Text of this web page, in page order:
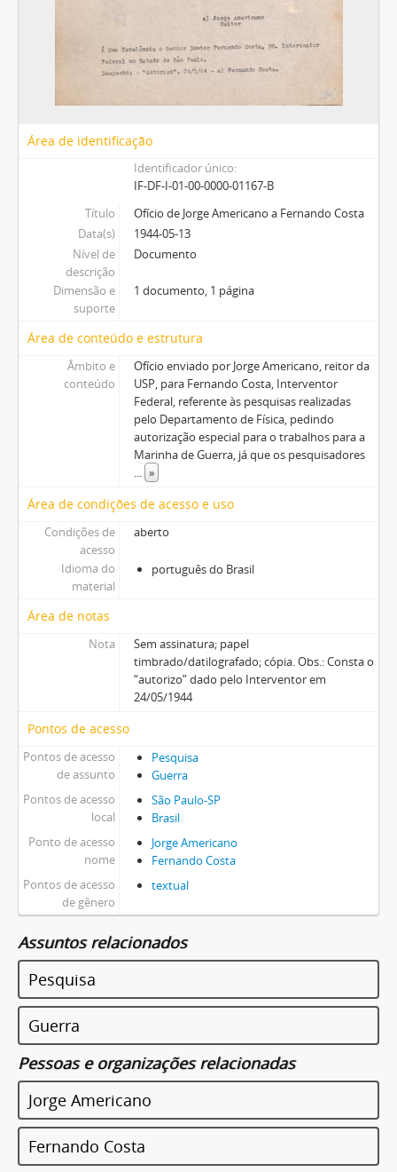
Área de identificação
Identificador único
IF-DF-I-01-00-0000-01167-B
Título
Ofício de Jorge Americano a Fernando Costa
Data(s)
1944-05-13
Nível de
descrição
Documento
Dimensão e
suporte
1 documento, 1 página
Área de conteúdo e estrutura
Âmbito e
conteúdo
Ofício enviado por Jorge Americano, reitor da
USP, para Fernando Costa, Interventor
Federal, referente às pesquisas realizadas
pelo Departamento de Física, pedindo
autorização especial para o trabalhos para a
Marinha de Guerra, já que os pesquisadores
... »
Área de condições de acesso e uso
Condições de
acesso
aberto
Idioma do
material
português do Brasil
Área de notas
Nota
Sem assinatura; papel
timbrado/datilografado; cópia. Obs.: Consta o
“autorizo” dado pelo Interventor em
24/05/1944
Pontos de acesso
Pontos de acesso
de assunto
Pesquisa
Guerra
Pontos de acesso
local
São Paulo-SP
Brasil
Ponto de acesso
nome
Jorge Americano
Fernando Costa
Pontos de acesso
de gênero
textual
Assuntos relacionados
Pesquisa
Guerra
Pessoas e organizações relacionadas
Jorge Americano
Fernando Costa